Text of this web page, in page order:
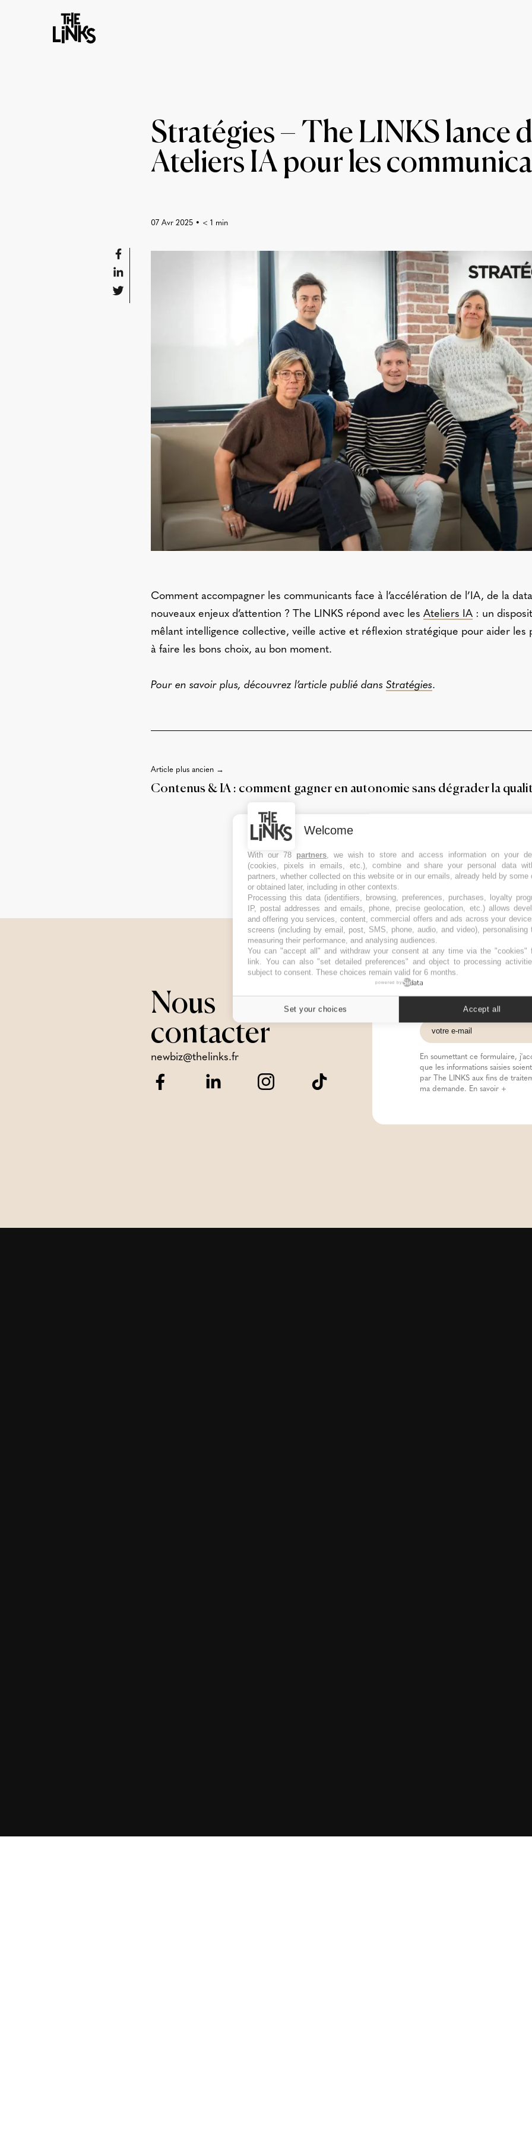
Stratégies – The LINKS lance
Ateliers IA pour les
07 Avr 2025• < 1 min
Comment accompagner les communicants face à l’accélération de l’IA, de la
nouveaux enjeux d’attention ? The LINKS répond avec les Ateliers IA: un
mêlant intelligence collective, veille active et réflexion stratégique pour aider les
à faire les bons choix, au bon moment.
Pour en savoir plus, découvrez l’article publié dans Stratégies.
Article plus ancien →
Contenus & IA : comment gagner en autonomie sans dégrader la
Nous
contacter
newbiz@thelinks.fr
Restez
En soumettant ce formulaire,
que les informations saisies
par The LINKS aux fins de
ma demande. En savoir +
Welcome
With our 78 partners , we wish to store and access information on your
(cookies, pixels in emails, etc.), combine and share your personal data
partners, whether collected on this website or in our emails, already held by some
or obtained later, including in other contexts.
Processing this data (identifiers, browsing, preferences, purchases, loyalty
IP, postal addresses and emails, phone, precise geolocation, etc.) allows
and offering you services, content, commercial offers and ads across your
screens (including by email, post, SMS, phone, audio, and video), personalising
measuring their performance, and analysing audiences.
You can "accept all" and withdraw your consent at any time via the "cookies"
link. You can also "set detailed preferences" and object to processing
subject to consent. These choices remain valid for 6 months.
powered by
Set your choices Accept all